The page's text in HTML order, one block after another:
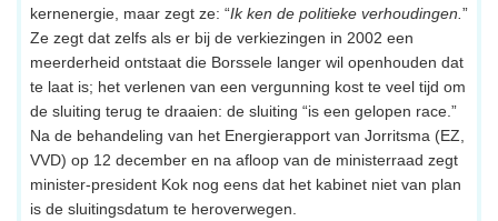
kernenergie, maar zegt ze: “Ik ken de politieke verhoudingen.”
Ze zegt dat zelfs als er bij de verkiezingen in 2002 een
meerderheid ontstaat die Borssele langer wil openhouden dat
te laat is; het verlenen van een vergunning kost te veel tijd om
de sluiting terug te draaien: de sluiting “is een gelopen race.”
Na de behandeling van het Energierapport van Jorritsma (EZ,
VVD) op 12 december en na afloop van de ministerraad zegt
minister-president Kok nog eens dat het kabinet niet van plan
is de sluitingsdatum te heroverwegen.